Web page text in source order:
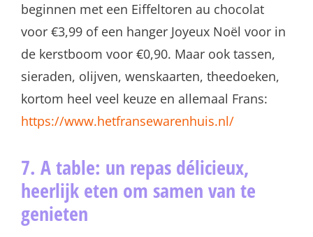
beginnen met een Eiffeltoren au chocolat
voor €3,99 of een hanger Joyeux Noël voor in
de kerstboom voor €0,90. Maar ook tassen,
sieraden, olijven, wenskaarten, theedoeken,
kortom heel veel keuze en allemaal Frans:
https://www.hetfransewarenhuis.nl/
7. A table: un repas délicieux,
heerlijk eten om samen van te
genieten